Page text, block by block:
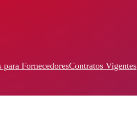
para FornecedoresContratos Vigentes